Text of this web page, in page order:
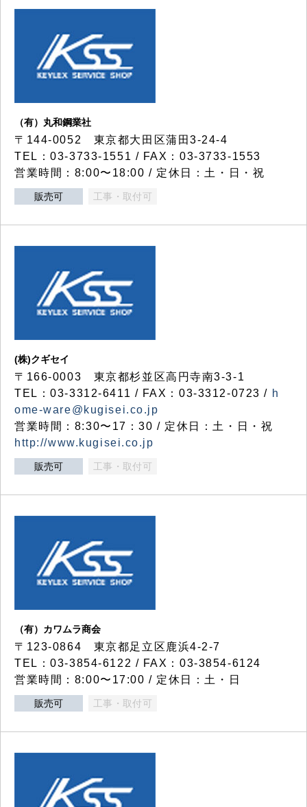
（有）丸和鋼業社
〒144-0052 東京都大田区蒲田3-24-4
TEL：03-3733-1551 / FAX：03-3733-1553
営業時間：8:00〜18:00 / 定休日：土・日・祝
販売可 工事・取付可
(株)クギセイ
〒166-0003 東京都杉並区高円寺南3-3-1
TEL：03-3312-6411 / FAX：03-3312-0723 / h
ome-ware@kugisei.co.jp
営業時間：8:30〜17：30 / 定休日：土・日・祝
http://www.kugisei.co.jp
販売可 工事・取付可
（有）カワムラ商会
〒123-0864 東京都足立区鹿浜4-2-7
TEL：03-3854-6122 / FAX：03-3854-6124
営業時間：8:00〜17:00 / 定休日：土・日
販売可 工事・取付可